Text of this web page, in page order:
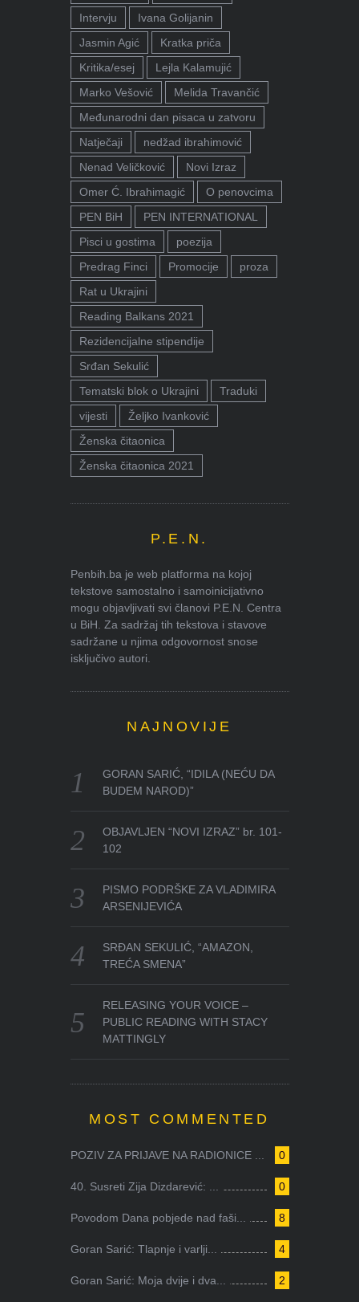
Intervju
Ivana Golijanin
Jasmin Agić
Kratka priča
Kritika/esej
Lejla Kalamujić
Marko Vešović
Melida Travančić
Međunarodni dan pisaca u zatvoru
Natječaji
nedžad ibrahimović
Nenad Veličković
Novi Izraz
Omer Ć. Ibrahimagić
O penovcima
PEN BiH
PEN INTERNATIONAL
Pisci u gostima
poezija
Predrag Finci
Promocije
proza
Rat u Ukrajini
Reading Balkans 2021
Rezidencijalne stipendije
Srđan Sekulić
Tematski blok o Ukrajini
Traduki
vijesti
Željko Ivanković
Ženska čitaonica
Ženska čitaonica 2021
P.E.N.
Penbih.ba je web platforma na kojoj
tekstove samostalno i samoinicijativno
mogu objavljivati svi članovi P.E.N. Centra
u BiH. Za sadržaj tih tekstova i stavove
sadržane u njima odgovornost snose
isključivo autori.
NAJNOVIJE
GORAN SARIĆ, “IDILA (NEĆU DA
BUDEM NAROD)”
OBJAVLJEN “NOVI IZRAZ” br. 101-
102
PISMO PODRŠKE ZA VLADIMIRA
ARSENIJEVIĆA
SRĐAN SEKULIĆ, “AMAZON,
TREĆA SMENA”
RELEASING YOUR VOICE –
PUBLIC READING WITH STACY
MATTINGLY
MOST COMMENTED
0
POZIV ZA PRIJAVE NA RADIONICE ...
0
40. Susreti Zija Dizdarević: ...
8
Povodom Dana pobjede nad faši...
4
Goran Sarić: Tlapnje i varlji...
2
Goran Sarić: Moja dvije i dva...